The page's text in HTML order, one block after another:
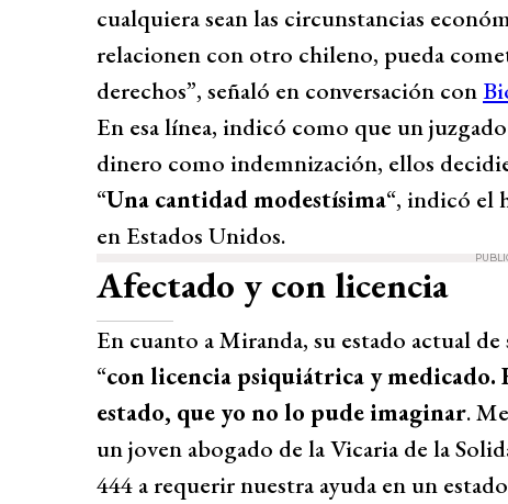
cualquiera sean las circunstancias
relacionen con otro chileno, pueda
derechos”, señaló en conversación con
En esa línea, indicó como que un
dinero como indemnización, ellos
“Una cantidad modestísima“, indicó el
en Estados Unidos.
Afectado y con licencia
En cuanto a Miranda, su estado actual
“con licencia psiquiátrica y medicado.
estado, que yo no lo pude imaginar.
un joven abogado de la Vicaria de la
444 a requerir nuestra ayuda en un